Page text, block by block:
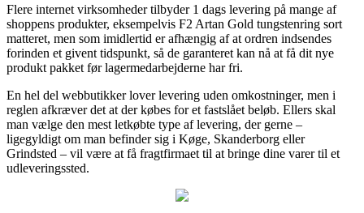
Flere internet virksomheder tilbyder 1 dags levering på mange af
shoppens produkter, eksempelvis F2 Artan Gold tungstenring sort
matteret, men som imidlertid er afhængig af at ordren indsendes
forinden et givent tidspunkt, så de garanteret kan nå at få dit nye
produkt pakket før lagermedarbejderne har fri.
En hel del webbutikker lover levering uden omkostninger, men i
reglen afkræver det at der købes for et fastslået beløb. Ellers skal
man vælge den mest letkøbte type af levering, der gerne –
ligegyldigt om man befinder sig i Køge, Skanderborg eller
Grindsted – vil være at få fragtfirmaet til at bringe dine varer til et
udleveringssted.